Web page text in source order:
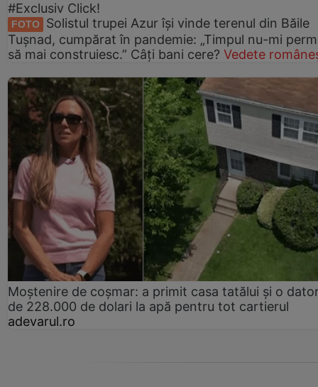
#Exclusiv Click!
FOTO
Solistul trupei Azur își vinde terenul din Băile
Tușnad, cumpărat în pandemie: „Timpul nu-mi
să mai construiesc.” Câți bani cere? Vedete
Moștenire de coșmar: a primit casa tatălui și o
de 228.000 de dolari la apă pentru tot cartierul
adevarul.ro